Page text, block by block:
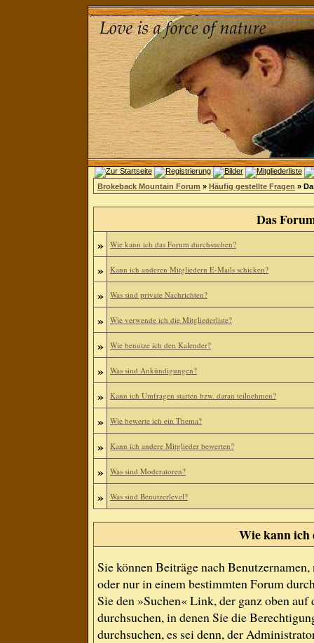
Brokeback Mountain Forum » Häufig gestellte Fragen »
Das
» Wie kann ich das Forum durchsuchen?
» Kann ich anderen Mitgliedern E-Mails schicken?
» Was sind private Nachrichten?
» Wie verwende ich die Mitgliederliste?
» Wie benutze ich den Kalender?
» Was sind Ankündigungen?
» Kann ich Umfragen starten bzw. daran teilnehmen?
» Wie bewerte ich ein Thema?
» Kann ich andere Mitglieder bewerten?
» Was sind Moderatoren?
» Was sind Benutzerlevel?
Wie kann ich
Sie können Beiträge nach
oder nur in einem bestimmten Forum
Sie den »Suchen« Link, der ganz oben
durchsuchen, in denen Sie die
durchsuchen, es sei denn, der